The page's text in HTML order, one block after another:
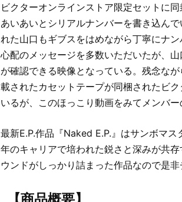
ビクターオンラインストア限定セットに
あいあいとシリアルナンバーを書き込ん
れた山口もギブスをはめながら丁寧にナ
心配のメッセージを多数いただいたが、
が確認できる映像となっている。残念な
載されたカセットテープが同梱されたビ
いるが、このほっこり動画をみてメンバ
最新E.P.作品『Naked E.P.』はサンボマ
年のキャリアで培われた鋭さと深みが共
ウンドがしっかり詰まった作品なので是非